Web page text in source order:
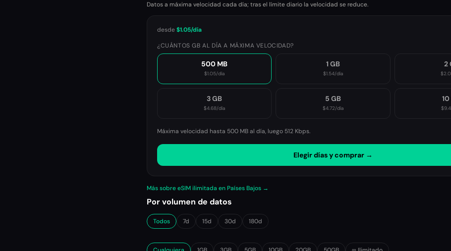
Datos a máxima velocidad cada día; tras el límite diario la velocidad se reduce.
desde$1.05/día
¿CUÁNTOS GB AL DÍA A MÁXIMA VELOCIDAD?
500 MB
$1.05/día
1 GB
$1.54/día
2
3 GB
$4.68/día
5 GB
$4.72/día
Máxima velocidad hasta 500 MB al día, luego 512 Kbps.
Elegir días y comprar →
Más sobre eSIM ilimitada en Países Bajos →
Por volumen de datos
Todos 7d 15d 30d 180d